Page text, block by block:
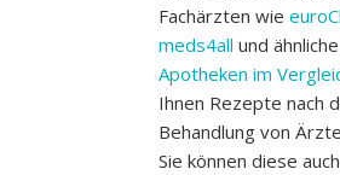
Fachärzten wie
meds4all und
Apotheken im
Ihnen Rezepte nach
Behandlung von
Sie können diese